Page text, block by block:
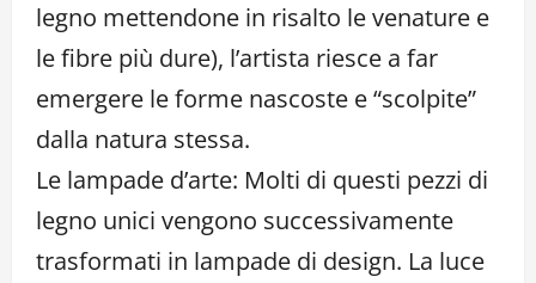
legno mettendone in risalto le venature e
le fibre più dure), l’artista riesce a far
emergere le forme nascoste e “scolpite”
dalla natura stessa.
Le lampade d’arte: Molti di questi pezzi di
legno unici vengono successivamente
trasformati in lampade di design. La luce